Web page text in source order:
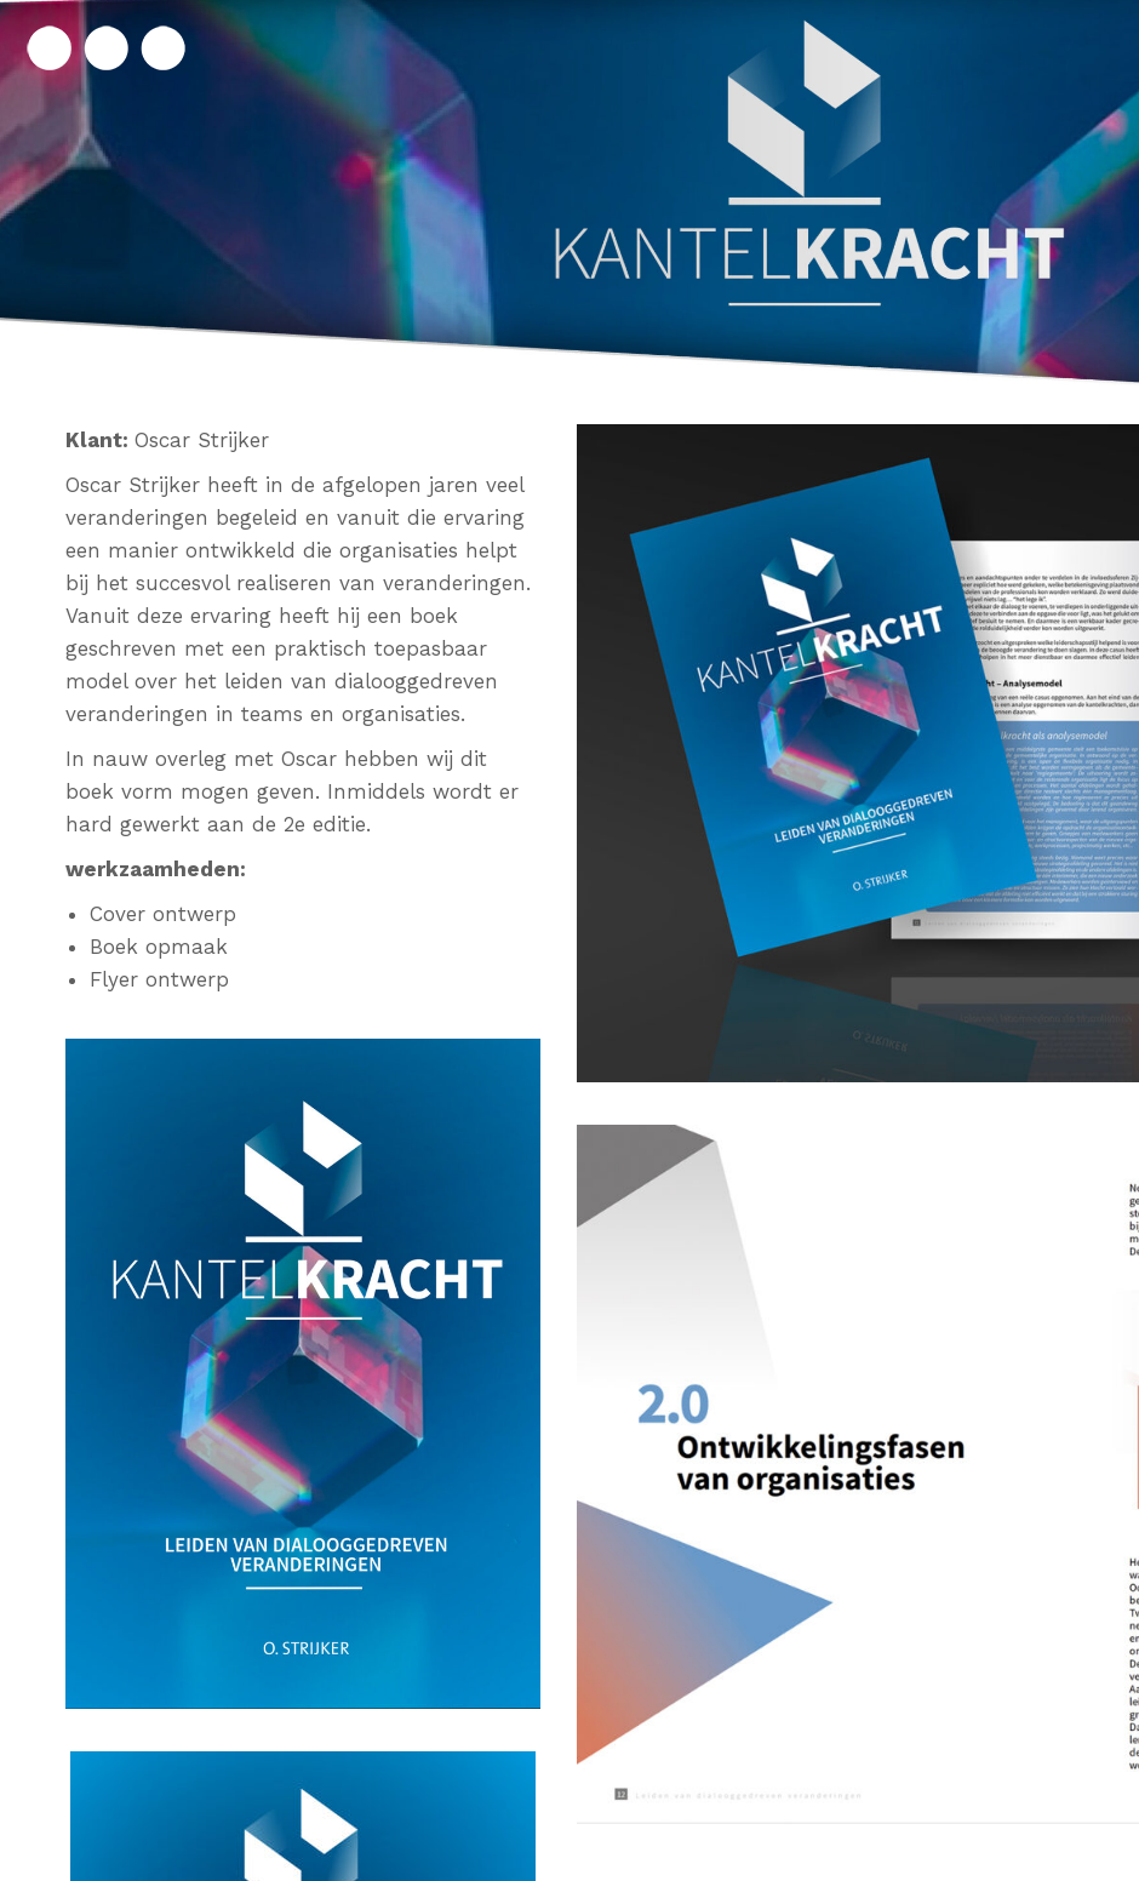
Klant: Oscar Strijker
Oscar Strijker heeft in de afgelopen jaren veel
veranderingen begeleid en vanuit die ervaring
een manier ontwikkeld die organisaties helpt
bij het succesvol realiseren van veranderingen.
Vanuit deze ervaring heeft hij een boek
geschreven met een praktisch toepasbaar
model over het leiden van dialooggedreven
veranderingen in teams en organisaties.
In nauw overleg met Oscar hebben wij dit
boek vorm mogen geven. Inmiddels wordt er
hard gewerkt aan de 2e editie.
werkzaamheden:
Cover ontwerp
Boek opmaak
Flyer ontwerp